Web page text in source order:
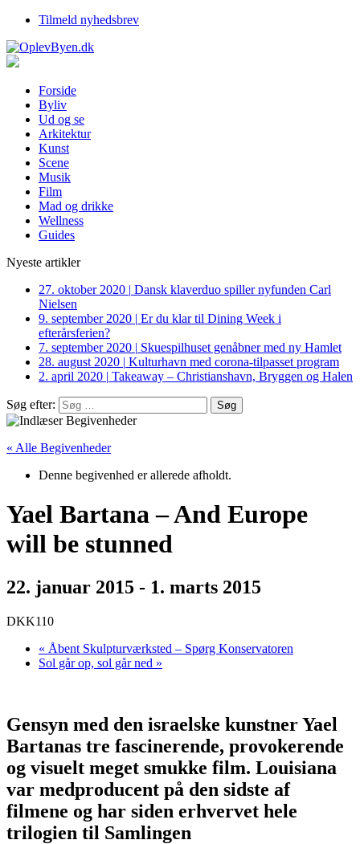
Tilmeld nyhedsbrev
Forside
Byliv
Ud og se
Arkitektur
Kunst
Scene
Musik
Film
Mad og drikke
Wellness
Guides
Nyeste artikler
27. oktober 2020 | Dansk klaverduo spiller nyfunden Carl
Nielsen
9. september 2020 | Er du klar til Dining Week i
efterårsferien?
7. september 2020 | Skuespilhuset genåbner med ny Hamlet
28. august 2020 | Kulturhavn med corona-tilpasset program
2. april 2020 | Takeaway – Christianshavn, Bryggen og Halen
Søg efter:
« Alle Begivenheder
Denne begivenhed er allerede afholdt.
Yael Bartana – And Europe
will be stunned
22. januar 2015 - 1. marts 2015
DKK110
« Åbent Skulpturværksted – Spørg Konservatoren
Sol går op, sol går ned »
Gensyn med den israelske kunstner Yael
Bartanas tre fascinerende, provokerende
og visuelt meget smukke film. Louisiana
var medproducent på den sidste af
filmene og har siden erhvervet hele
trilogien til Samlingen